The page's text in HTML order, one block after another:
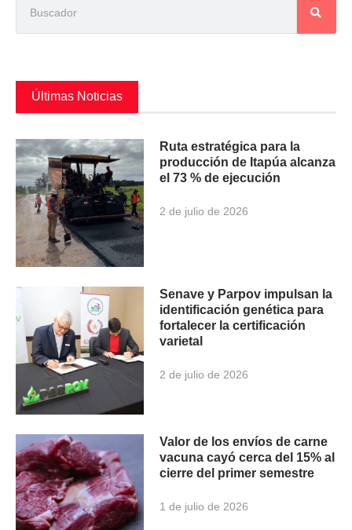
Últimas Noticias
Ruta estratégica para la
producción de Itapúa alcanza
el 73 % de ejecución
2 de julio de 2026
Senave y Parpov impulsan la
identificación genética para
fortalecer la certificación
varietal
2 de julio de 2026
Valor de los envíos de carne
vacuna cayó cerca del 15% al
cierre del primer semestre
1 de julio de 2026